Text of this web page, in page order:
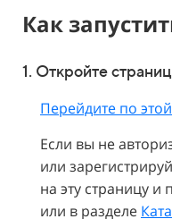
Как
1. Откройте
Перейдите по
Если вы не
или
на эту страницу
или в разделе